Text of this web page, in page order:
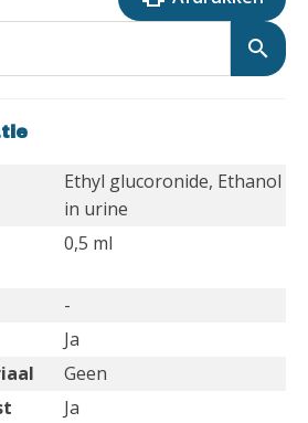
search
Ethyl glucoronide, Ethanol
in urine
0,5 ml
-
Ja
Geen
Ja